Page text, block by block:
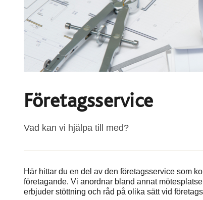
Företagsservice
Vad kan vi hjälpa till med?
Här hittar du en del av den företagsservice som
företagande. Vi anordnar bland annat
erbjuder stöttning och råd på olika sätt vid